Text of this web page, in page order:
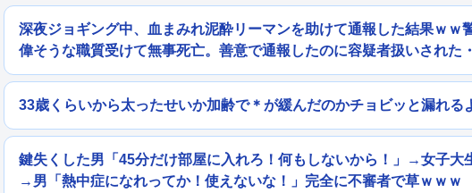
深夜ジョギング中、血まみれ泥酔リーマンを助けて通報した結果ｗｗ
偉そうな職質受けて無事死亡。善意で通報したのに容疑者扱いされた
33歳くらいから太ったせいか加齢で＊が緩んだのかチョビッと漏れる
鍵失くした男「45分だけ部屋に入れろ！何もしないから！」→女子大
→男「熱中症になれってか！使えないな！」完全に不審者で草ｗｗｗ